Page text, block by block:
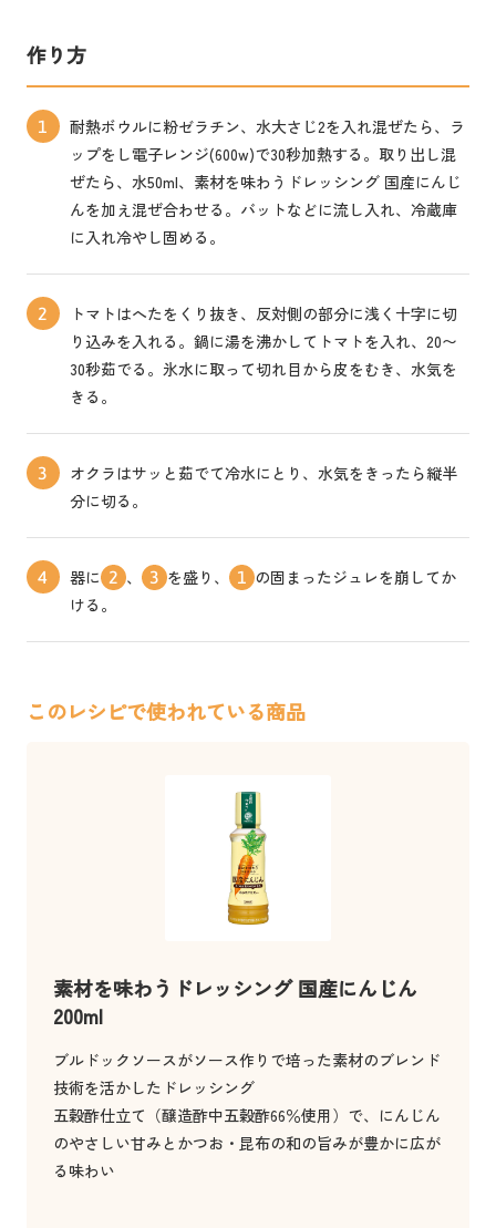
このレシピで使われている商品
素材を味わうドレッシング 国産にんじん
200ml
ブルドックソースがソース作りで培った素材のブレンド
技術を活かしたドレッシング
五穀酢仕立て（醸造酢中五穀酢66％使用）で、にんじん
のやさしい甘みとかつお・昆布の和の旨みが豊かに広が
る味わい
作り方
1
耐熱ボウルに粉ゼラチン、水大さじ2を入れ混ぜたら、ラ
ップをし電子レンジ(600w)で30秒加熱する。取り出し混
ぜたら、水50ml、素材を味わうドレッシング 国産にんじ
んを加え混ぜ合わせる。バットなどに流し入れ、冷蔵庫
に入れ冷やし固める。
2
トマトはへたをくり抜き、反対側の部分に浅く十字に切
り込みを入れる。鍋に湯を沸かしてトマトを入れ、20〜
30秒茹でる。氷水に取って切れ目から皮をむき、水気を
きる。
3
オクラはサッと茹でて冷水にとり、水気をきったら縦半
分に切る。
4 器に 2 、 3 を盛り、 1 の固まったジュレを崩してか
ける。